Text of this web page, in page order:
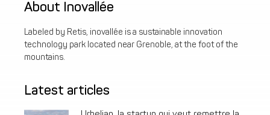
About Inovallée
Labeled by Retis, inovallée is a sustainable innovation
technology park located near Grenoble, at the foot of the
mountains.
Latest articles